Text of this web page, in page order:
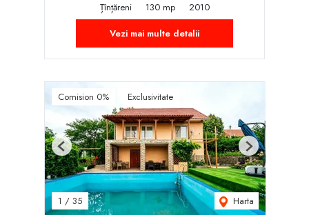
Țînțăreni
130 mp
2010
Vezi mai multe detalii
Comision 0% Exclusivitate
1 / 35 Harta
Previous Next